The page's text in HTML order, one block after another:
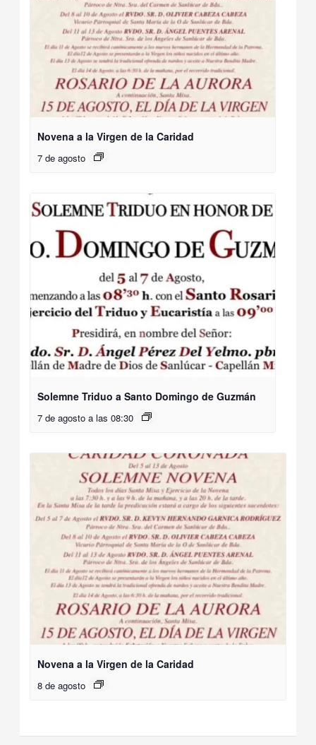
Novena a la Virgen de la Caridad
7 de agosto
Solemne Triduo a Santo Domingo de Guzmán
7 de agosto a las 08:30
Novena a la Virgen de la Caridad
8 de agosto